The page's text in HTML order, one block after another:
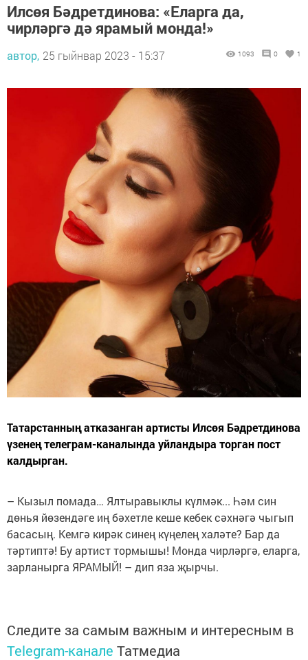
Илсөя Бәдретдинова: «Еларга да,
чирләргә дә ярамый монда!»
автор, 25 гыйнвар 2023 - 15:37 1093 0 1
Татарстанның атказанган артисты Илсөя Бәдретдинова
үзенең телеграм-каналында уйландыра торган пост
калдырган.
– Кызыл помада… Ялтыравыклы күлмәк... Һәм син
дөнья йөзендәге иң бәхетле кеше кебек сәхнәгә чыгып
басасың. Кемгә кирәк синең күңелең халәте? Бар да
тәртиптә! Бу артист тормышы! Монда чирләргә, еларга,
зарланырга ЯРАМЫЙ! – дип яза җырчы.
Следите за самым важным и интересным в
Telegram-канале Татмедиа